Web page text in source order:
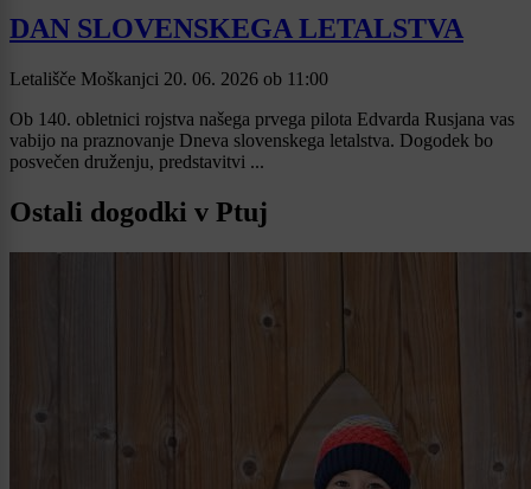
DAN SLOVENSKEGA LETALSTVA
Letališče Moškanjci 20. 06. 2026 ob 11:00
Ob 140. obletnici rojstva našega prvega pilota Edvarda Rusjana vas
vabijo na praznovanje Dneva slovenskega letalstva. Dogodek bo
posvečen druženju, predstavitvi ...
Ostali dogodki v Ptuj